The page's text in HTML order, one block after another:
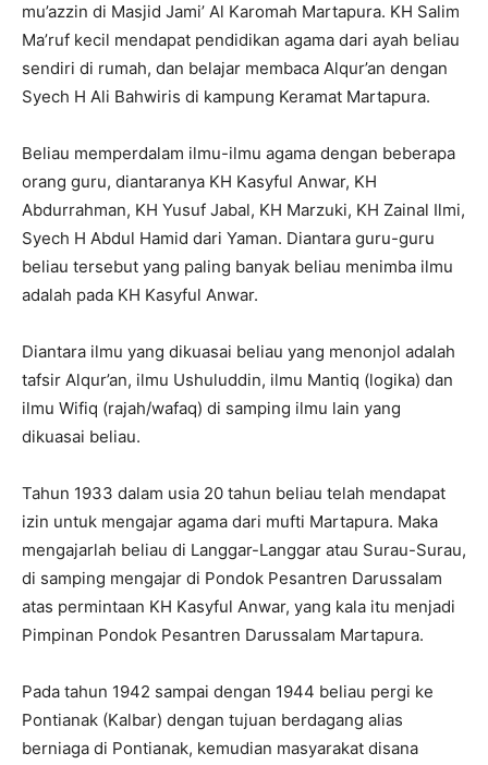
mu’azzin di Masjid Jami’ Al Karomah Martapura. KH Salim
Ma’ruf kecil mendapat pendidikan agama dari ayah beliau
sendiri di rumah, dan belajar membaca Alqur’an dengan
Syech H Ali Bahwiris di kampung Keramat Martapura.
Beliau memperdalam ilmu-ilmu agama dengan beberapa
orang guru, diantaranya KH Kasyful Anwar, KH
Abdurrahman, KH Yusuf Jabal, KH Marzuki, KH Zainal Ilmi,
Syech H Abdul Hamid dari Yaman. Diantara guru-guru
beliau tersebut yang paling banyak beliau menimba ilmu
adalah pada KH Kasyful Anwar.
Diantara ilmu yang dikuasai beliau yang menonjol adalah
tafsir Alqur’an, ilmu Ushuluddin, ilmu Mantiq (logika) dan
ilmu Wifiq (rajah/wafaq) di samping ilmu lain yang
dikuasai beliau.
Tahun 1933 dalam usia 20 tahun beliau telah mendapat
izin untuk mengajar agama dari mufti Martapura. Maka
mengajarlah beliau di Langgar-Langgar atau Surau-Surau,
di samping mengajar di Pondok Pesantren Darussalam
atas permintaan KH Kasyful Anwar, yang kala itu menjadi
Pimpinan Pondok Pesantren Darussalam Martapura.
Pada tahun 1942 sampai dengan 1944 beliau pergi ke
Pontianak (Kalbar) dengan tujuan berdagang alias
berniaga di Pontianak, kemudian masyarakat disana